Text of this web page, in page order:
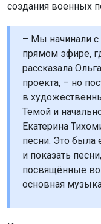
создания военных
– Мы начинали
прямом эфире,
рассказала
проекта, – но
в
Темой и
Екатерина
песни. Это была
и показать
посвящённые
основная